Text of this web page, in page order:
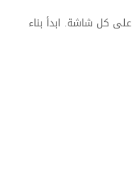
حوّل محتواك إلى تجربة رقمية متاحة 24/7 على كل شاشة. ابدأ بناء